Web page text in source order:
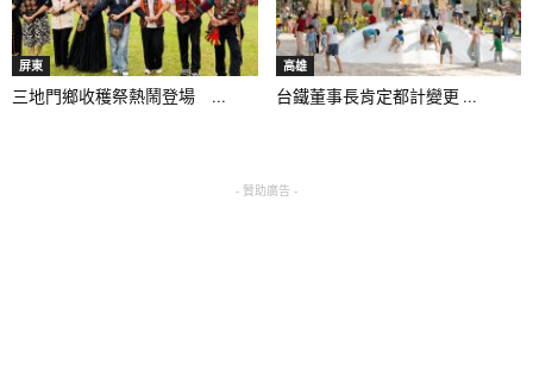
屏東
三地門鄉收穫祭熱鬧登場 ...
高雄
台鐵董事長肯定都計變更 ...
- 贊助廣告 -